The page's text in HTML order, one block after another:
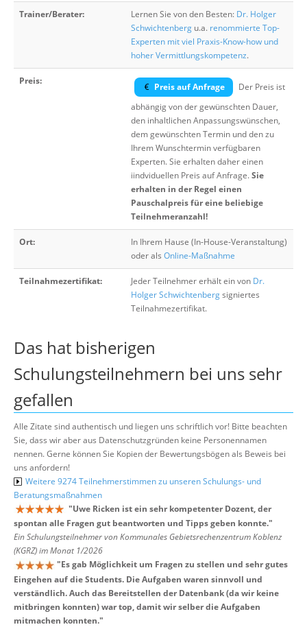
Trainer/Berater: Lernen Sie von den Besten: Dr. Holger
Schwichtenberg u.a. renommierte Top-
Experten mit viel Praxis-Know-how und
hoher Vermittlungskompetenz.
Preis:
Preis auf Anfrage
Der Preis ist
abhängig von der gewünschten Dauer,
den inhaltlichen Anpassungswünschen,
dem gewünschten Termin und den zu
Ihrem Wunschtermin verfügbaren
Experten. Sie erhalten daher einen
iindviduellen Preis auf Anfrage.Sie
erhalten in der Regel einen
Pauschalpreis für eine beliebige
Teilnehmeranzahl!
Ort:
In Ihrem Hause (In-House-Veranstaltung)
oder als Online-Maßnahme
Teilnahmezertifikat: Jeder Teilnehmer erhält ein von Dr.
Holger Schwichtenbergsigniertes
Teilnahmezertifikat.
Das hat bisherigen
Schulungsteilnehmern bei uns sehr
gefallen
Alle Zitate sind authentisch und liegen uns schriftlich vor! Bitte beachten
Sie, dass wir aber aus Datenschutzgründen keine Personennamen
nennen. Gerne können Sie Kopien der Bewertungsbögen als Beweis bei
uns anfordern!
Weitere 9274 Teilnehmerstimmen zu unseren Schulungs- und
Beratungsmaßnahmen
"Uwe Ricken ist ein sehr kompetenter Dozent, der
spontan alle Fragen gut beantworten und Tipps geben konnte."
Ein Schulungsteilnehmer von Kommunales Gebietsrechenzentrum Koblenz
(KGRZ) im Monat 1/2026
"Es gab Möglichkeit um Fragen zu stellen und sehr gutes
Eingehen auf die Students. Die Aufgaben waren sinnvoll und
verständlich. Auch das Bereitstellen der Datenbank (da wir keine
mitbringen konnten) war top, damit wir selber die Aufgaben
mitmachen konnten."